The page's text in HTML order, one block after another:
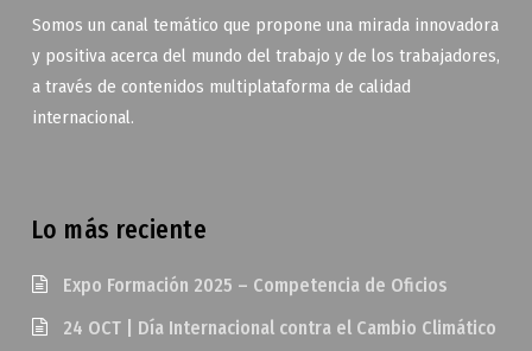
Somos un canal temático que propone una mirada innovadora
y positiva acerca del mundo del trabajo y de los trabajadores,
a través de contenidos multiplataforma de calidad
internacional.
Lo más reciente
Expo Formación 2025 – Competencia de Oficios
24 OCT | Día Internacional contra el Cambio Climático